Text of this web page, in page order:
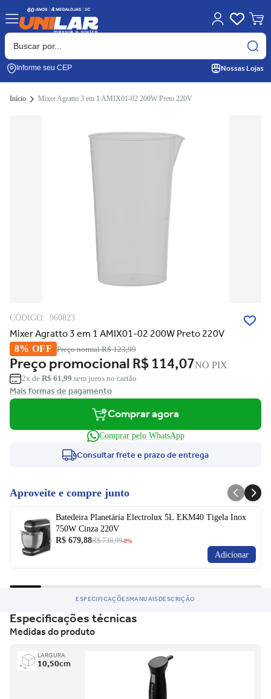
Informe seu CEP Nossas Lojas
Início Mixer Agratto 3 em 1 AMIX01-02 200W Preto 220V
CÓDIGO: 960823
Mixer Agratto 3 em 1 AMIX01-02 200W Preto 220V
8% OFF Preço normalR$ 123,99
Preço promocionalR$ 114,07NO PIX
2x de R$ 61,99 sem juros no cartão
Mais formas de pagamento
Comprar agora
Comprar pelo WhatsApp
Consultar frete e prazo de entrega
Aproveite e compre junto
Batedeira Planetária Electrolux 5L EKM40 Tigela Inox
750W Cinza 220V
R$ 679,88R$ 738,99-8%
Adicionar
ESPECIFICAÇÕESMANUAISDESCRIÇÃO
Especificações técnicas
Medidas do produto
LARGURA
10,50cm